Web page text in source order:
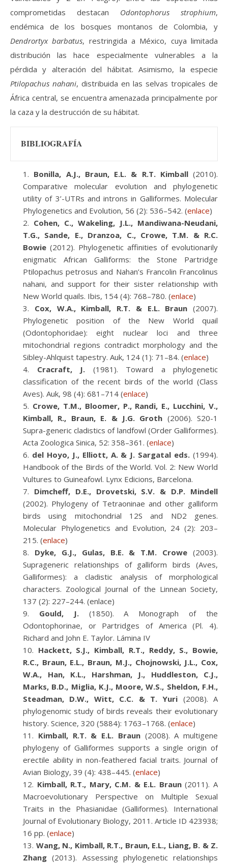
comprometidas destacan Odontophorus strophium,
endémica de los bosques montanos de Colombia, y
Dendrortyx barbatus, restringida a México, cuya limitada
distribución las hace especialmente vulnerables a la
pérdida y alteración del hábitat. Asimismo, la especie
Ptilopachus nahani, distribuida en las selvas tropicales de
África central, se encuentra amenazada principalmente por
la caza y la destrucción de su hábitat.
BIBLIOGRAFÍA
Bonilla, A.J., Braun, E.L. & R.T. Kimball(2010).
Comparative molecular evolution and phylogenetic
utility of 3’-UTRs and introns in Galliformes. Molecular
Phylogenetics and Evolution, 56 (2): 536–542. (enlace)
Cohen, C., Wakeling, J.L., Mandiwana-Neudani,
T.G., Sande, E., Dranzoa, C., Crowe, T.M. & R.C.
Bowie (2012). Phylogenetic affinities of evolutionarily
enigmatic African Galliforms: the Stone Partridge
Ptilopachus petrosus and Nahan’s Francolin Francolinus
nahani, and support for their sister relationship with
New World quails. Ibis, 154 (4): 768–780. (enlace)
Cox, W.A., Kimball, R.T. & E.L. Braun (2007).
Phylogenetic position of the New World quail
(Odontophoridae): eight nuclear loci and three
mitochondrial regions contradict morphology and the
Sibley-Ahlquist tapestry. Auk, 124 (1): 71–84. (enlace)
Cracraft, J. (1981). Toward a phylogenetic
classification of the recent birds of the world (Class
Aves). Auk, 98 (4): 681–714 (enlace)
Crowe, T.M., Bloomer, P., Randi, E., Lucchini, V.,
Kimball, R., Braun, E. & J.G. Groth (2006). S20-1
Supra-generic cladistics of landfowl (Order Galliformes).
Acta Zoologica Sinica, 52: 358–361. (enlace)
del Hoyo, J., Elliott, A. & J. Sargatal eds. (1994).
Handbook of the Birds of the World. Vol. 2: New World
Vultures to Guineafowl. Lynx Edicions, Barcelona.
Dimcheff, D.E., Drovetski, S.V. & D.P. Mindell
(2002). Phylogeny of Tetraoninae and other galliform
birds using mitochondrial 12S and ND2 genes.
Molecular Phylogenetics and Evolution, 24 (2): 203–
215. (enlace)
Dyke, G.J., Gulas, B.E. & T.M. Crowe (2003).
Suprageneric relationships of galliform birds (Aves,
Galliformes): a cladistic analysis of morphological
characters. Zoological Journal of the Linnean Society,
137 (2): 227–244. (enlace)
Gould, J.(1850). A Monograph of the
Odontophorinae, or Partridges of America (Pl. 4).
Richard and John E. Taylor. Lámina IV
Hackett, S.J., Kimball, R.T., Reddy, S., Bowie,
R.C., Braun, E.L., Braun, M.J., Chojnowski, J.L., Cox,
W.A., Han, K.L., Harshman, J., Huddleston, C.J.,
Marks, B.D., Miglia, K.J., Moore, W.S., Sheldon, F.H.,
Steadman, D.W., Witt, C.C. & T. Yuri (2008). A
phylogenomic study of birds reveals their evolutionary
history. Science, 320 (5884): 1763–1768. (enlace)
Kimball, R.T. & E.L. Braun(2008). A multigene
phylogeny of Galliformes supports a single origin of
erectile ability in non-feathered facial traits. Journal of
Avian Biology, 39 (4): 438–445. (enlace)
Kimball, R.T., Mary, C.M. & E.L. Braun(2011). A
Macroevolutionary Perspective on Multiple Sexual
Traits in the Phasianidae (Galliformes). International
Journal of Evolutionary Biology, 2011. Article ID 423938;
16 pp. (enlace)
Wang, N., Kimball, R.T., Braun, E.L., Liang, B. & Z.
Zhang (2013). Assessing phylogenetic relationships